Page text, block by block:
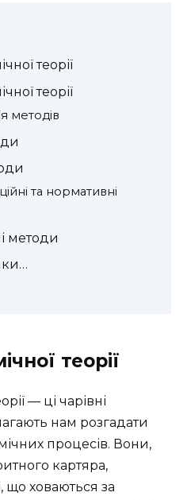
теорії
теорії
методів
та нормативні
методи
теорії
— ці чарівні
нам розгадати
процесів. Вони,
картяра,
що ховаються за